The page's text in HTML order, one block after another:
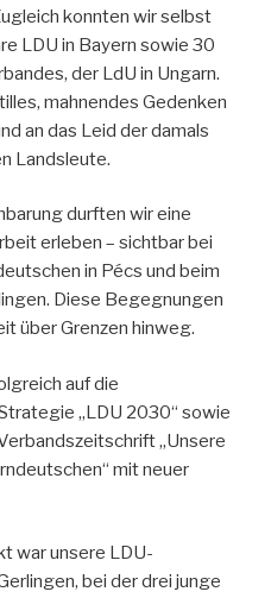
konnten wir selbst
LDU in Bayern sowie 30
der LdU in Ungarn.
mahnendes Gedenken
an das Leid der damals
Landsleute.
durften wir eine
erleben – sichtbar bei
in Pécs und beim
Diese Begegnungen
über Grenzen hinweg.
auf die
„LDU 2030“ sowie
„Unsere
mit neuer
war unsere LDU-
bei der drei junge